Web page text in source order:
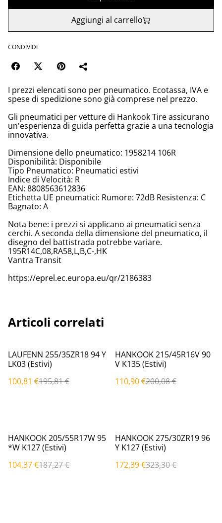
Aggiungi al carrello
CONDIVIDI
I prezzi elencati sono per pneumatico. Ecotassa, IVA e
spese di spedizione sono già comprese nel prezzo.
Gli pneumatici per vetture di Hankook Tire assicurano
un'esperienza di guida perfetta grazie a una tecnologia
innovativa.
Dimensione dello pneumatico: 1958214 106R
Disponibilità: Disponibile
Tipo Pneumatico: Pneumatici estivi
Indice di Velocità: R
EAN: 8808563612836
Etichetta UE pneumatici: Rumore: 72dB Resistenza: C
Bagnato: A
Nota bene: i prezzi si applicano ai pneumatici senza
cerchi. A seconda della dimensione del pneumatico, il
disegno del battistrada potrebbe variare.
195R14C,08,RA58,L,B,C-,HK
Vantra Transit
https://eprel.ec.europa.eu/qr/2186383
Articoli correlati
%
LAUFENN 255/35ZR18 94 Y
LK03 (Estivi)
100,81 €195,81 €
%
HANKOOK 215/45R16V 90
V K135 (Estivi)
110,90 €200,08 €
%
HANKOOK 205/55R17W 95
*W K127 (Estivi)
104,37 €187,27 €
%
HANKOOK 275/30ZR19 96
Y K127 (Estivi)
172,39 €323,30 €